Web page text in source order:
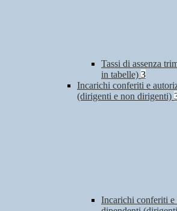
Tassi di assenza
in tabelle) 3
Incarichi conferiti e
(dirigenti e non dirigenti)
Incarichi conferiti e